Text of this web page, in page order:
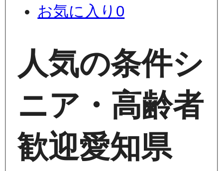
お気に入り 0
人気の条件シ
ニア・高齢者
歓迎愛知県